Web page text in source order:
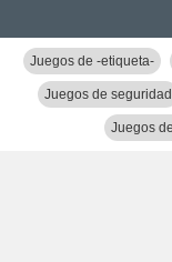
Juegos de -etiqueta-
Juegos de seguridad
Juegos